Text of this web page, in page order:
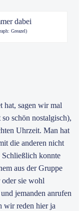
Greazel)
hat, sagen wir mal
schön nostalgisch),
Uhrzeit. Man hat
die anderen nicht
Schließlich konnte
aus der Gruppe
oder sie wohl
jemanden anrufen
wir reden hier ja